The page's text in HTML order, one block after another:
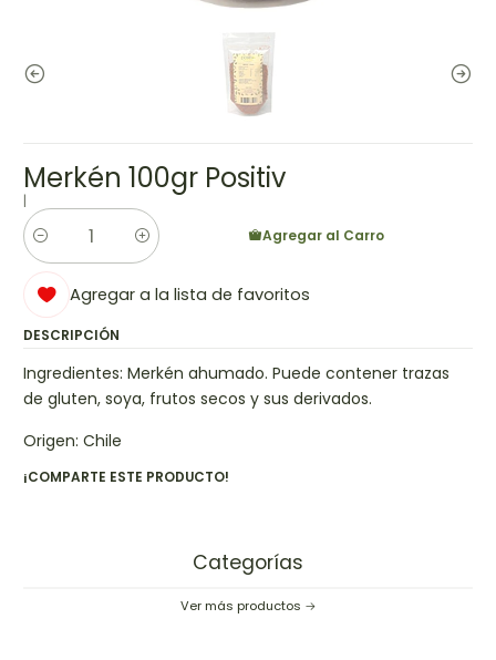
Merkén 100gr Positiv
|
Cantidad
Agregar al Carro
Agregar a la lista de favoritos
DESCRIPCIÓN
Ingredientes: Merkén ahumado. Puede contener trazas
de gluten, soya, frutos secos y sus derivados.
Origen: Chile
¡COMPARTE ESTE PRODUCTO!
Categorías
Ver más productos